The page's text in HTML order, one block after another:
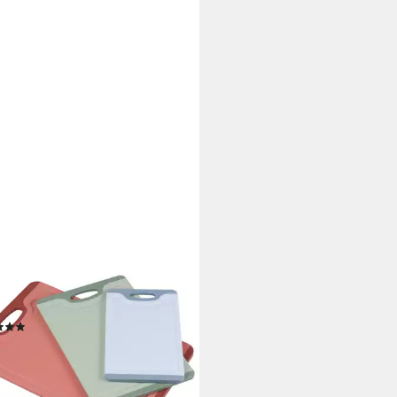
(Set, 3-St), mit Griffloch,
€ 24,99 €
- in 3-4 Werktagen bei dir